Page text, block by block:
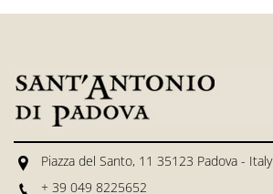
Piazza del Santo, 11 35123 Padova - Italy
+ 39 049 8225652